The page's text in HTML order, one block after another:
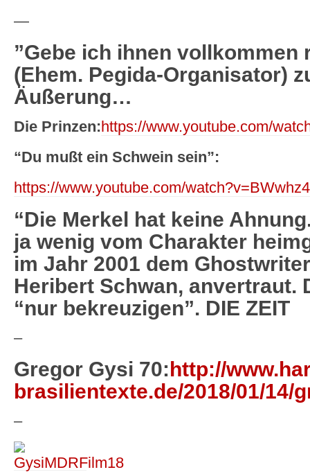
—
”Gebe ich ihnen vollkommen
(Ehem. Pegida-Organisator)
Äußerung…
Die Prinzen:https://www.youtube.com/
“Du mußt ein Schwein sein”:
https://www.youtube.com/
“Die Merkel hat keine
ja wenig vom Charakter
im Jahr 2001 dem
Heribert Schwan, anvertraut.
“nur bekreuzigen”. DIE ZEIT
–
Gregor Gysi 70:http://
brasilientexte.de/2018/01/14/
–